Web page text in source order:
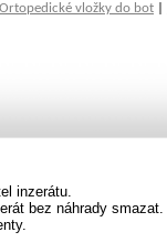
Ortopedické vložky do bot
inzerátu.
bez náhrady smazat.